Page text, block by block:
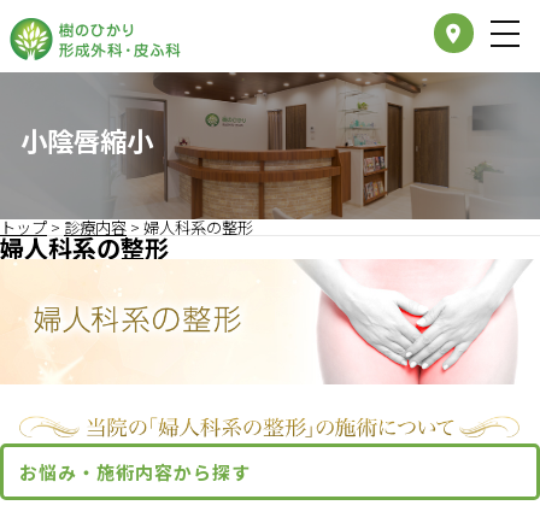
place
小陰唇縮小
トップ>診療内容>婦人科系の整形
婦人科系の整形
お悩み・施術内容から探す